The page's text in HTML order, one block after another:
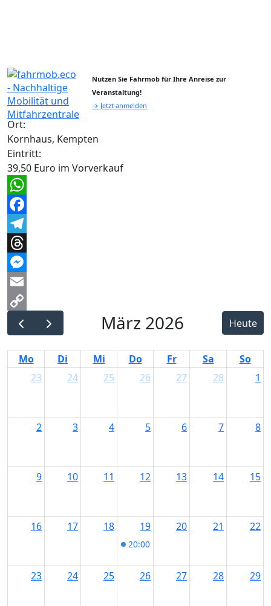
Nutzen Sie Fahrmob für Ihre Anreise zur
Veranstaltung!
→ Jetzt anmelden
Ort:
Kornhaus, Kempten
Eintritt:
39,50 Euro im Vorverkauf
WhatsApp
Facebook
Telegram
Threads
Messenger
Email
Copy
Link
März 2026 Heute
Mo Di Mi Do Fr Sa
So
23
24 25 26 27 28 1
2 3 4 5 6 7 8
9 10 11 12 13 14 15
16 17 18 19
20:00
20 21 22
23 24 25 26 27 28 29